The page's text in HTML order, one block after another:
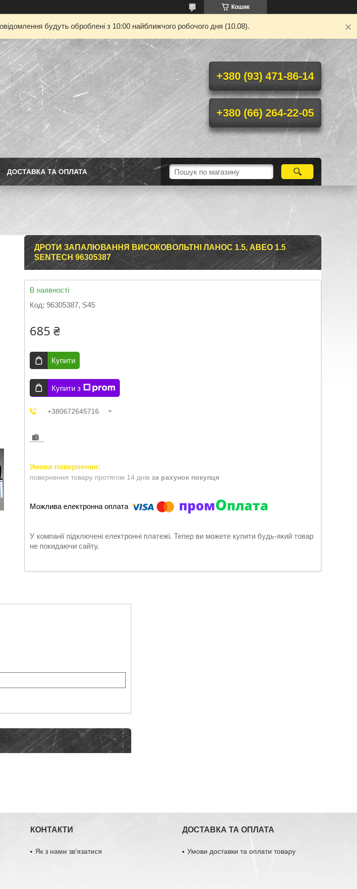
Кошик
будуть оброблені з 10:00 найближчого робочого дня (10.08).
+380 (93) 471-86-14
+380 (66) 264-22-05
ДОСТАВКА ТА ОПЛАТА
ДРОТИ ЗАПАЛЮВАННЯ ВИСОКОВОЛЬТНІ ЛАНОС 1.5, АВЕО 1.5
SENTECH 96305387
В наявності
Код: 96305387, S45
685 ₴
Купити
Купити з
+380672645716
повернення товару протягом 14 днів за рахунок покупця
У компанії підключені електронні платежі. Тепер ви можете купити будь-який товар
не покидаючи сайту.
КОНТАКТИ
Як з нами звʼязатися
ДОСТАВКА ТА ОПЛАТА
Умови доставки та оплати товару